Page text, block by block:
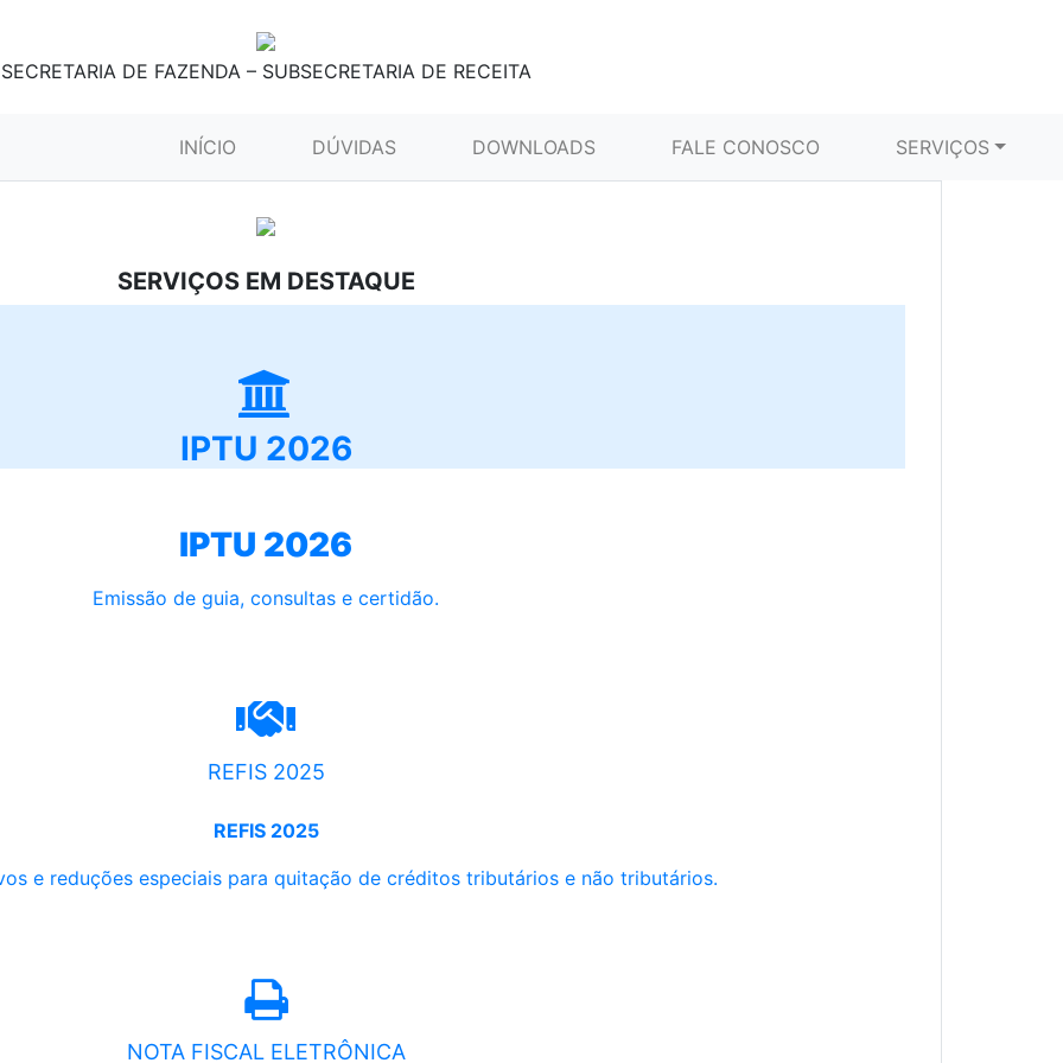
SECRETARIA DE FAZENDA – SUBSECRETARIA DE RECEITA
INÍCIO (CURRENT)DÚVIDAS DOWNLOADS FALE CONOSCO SERVIÇOS
SERVIÇOS EM DESTAQUE
IPTU 2026
IPTU 2026
Emissão de guia, consultas e certidão.
REFIS 2025
REFIS 2025
e reduções especiais para quitação de créditos tributários e não tributários.
NOTA FISCAL ELETRÔNICA